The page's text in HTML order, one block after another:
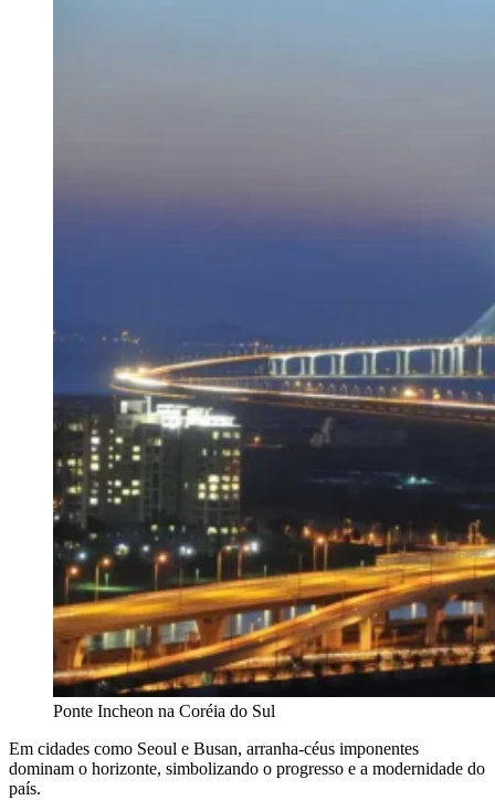
Ponte Incheon na Coréia do Sul
Em cidades como Seoul e Busan, arranha-céus imponentes
dominam o horizonte, simbolizando o progresso e a modernidade do
país.